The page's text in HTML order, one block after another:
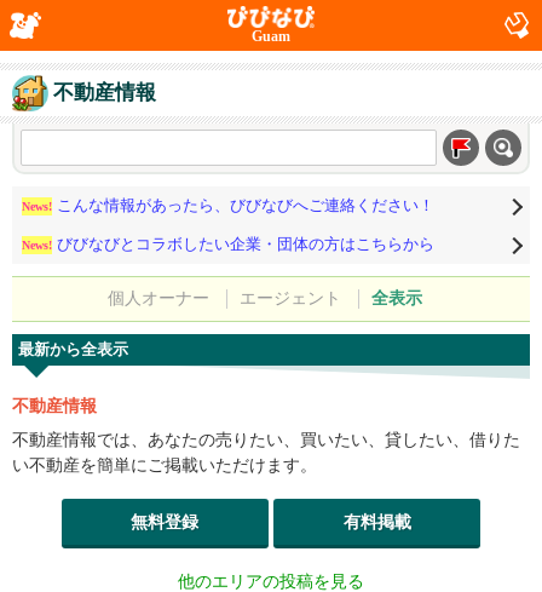
Guam
不動産情報
News! こんな情報があったら、びびなびへご連絡ください！
News! びびなびとコラボしたい企業・団体の方はこちらから
個人オーナー エージェント 全表示
最新から全表示
不動産情報
不動産情報では、あなたの売りたい、買いたい、貸したい、借りた
い不動産を簡単にご掲載いただけます。
無料登録 有料掲載
他のエリアの投稿を見る